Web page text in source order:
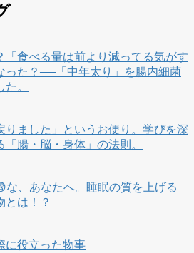
「食べる量は前より減ってる気がす
った？──「中年太り」を腸内細菌
。
りました」というお便り。学びを深
腸・脳・身体」の法則。
、あなたへ。睡眠の質を上げる
とは！？
に役立った物事